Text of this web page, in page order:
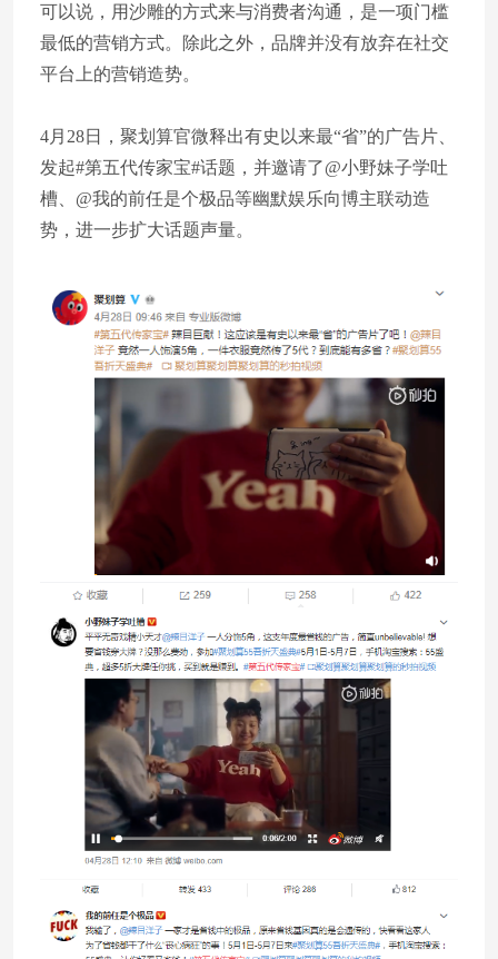
可以说，用沙雕的方式来与消费者沟通，是一项门槛
最低的营销方式。除此之外，品牌并没有放弃在社交
平台上的营销造势。
4月28日，聚划算官微释出有史以来最“省”的广告片、
发起#第五代传家宝#话题，并邀请了@小野妹子学吐
槽、@我的前任是个极品等幽默娱乐向博主联动造
势，进一步扩大话题声量。